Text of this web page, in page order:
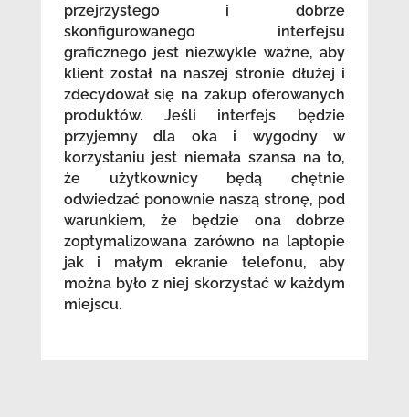
przejrzystego i dobrze
skonfigurowanego interfejsu
graficznego jest niezwykle ważne, aby
klient został na naszej stronie dłużej i
zdecydował się na zakup oferowanych
produktów. Jeśli interfejs będzie
przyjemny dla oka i wygodny w
korzystaniu jest niemała szansa na to,
że użytkownicy będą chętnie
odwiedzać ponownie naszą stronę, pod
warunkiem, że będzie ona dobrze
zoptymalizowana zarówno na laptopie
jak i małym ekranie telefonu, aby
można było z niej skorzystać w każdym
miejscu.